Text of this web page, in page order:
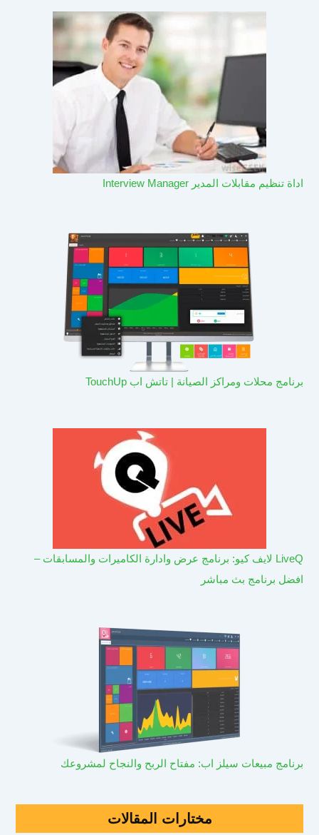
اداة تنظيم مقابلات المدير Interview Manager
برنامج محلات ومراكز الصيانة | تاتش اب TouchUp
LiveQ لايف كيو: برنامج عرض وادارة الكاميرات والمسابقات –
افضل برنامج بث مباشر
برنامج مبيعات سيلز اب: مفتاح الربح والنجاح لمشروعك
مختارات المقالات